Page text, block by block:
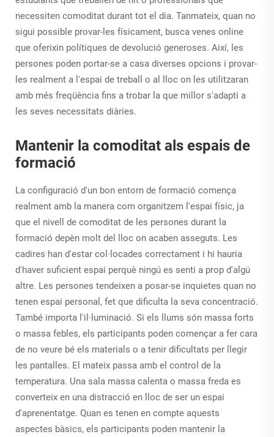
necessiten comoditat durant tot el dia. Tanmateix, quan no
sigui possible provar-les físicament, busca venes online
que oferixin polítiques de devolució generoses. Així, les
persones poden portar-se a casa diverses opcions i provar-
les realment a l'espai de treball o al lloc on les utilitzaran
amb més freqüència fins a trobar la que millor s'adapti a
les seves necessitats diàries.
Mantenir la comoditat als espais de
formació
La configuració d'un bon entorn de formació comença
realment amb la manera com organitzem l'espai físic, ja
que el nivell de comoditat de les persones durant la
formació depèn molt del lloc on acaben asseguts. Les
cadires han d'estar col·locades correctament i hi hauria
d'haver suficient espai perquè ningú es senti a prop d'algú
altre. Les persones tendeixen a posar-se inquietes quan no
tenen espai personal, fet que dificulta la seva concentració.
També importa l'il·luminació. Si els llums són massa forts
o massa febles, els participants poden començar a fer cara
de no veure bé els materials o a tenir dificultats per llegir
les pantalles. El mateix passa amb el control de la
temperatura. Una sala massa calenta o massa freda es
converteix en una distracció en lloc de ser un espai
d'aprenentatge. Quan es tenen en compte aquests
aspectes bàsics, els participants poden mantenir la